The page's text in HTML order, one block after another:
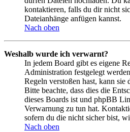
kontaktieren, falls du dir nicht
Dateianhänge anfügen kannst.
Nach oben
Weshalb wurde ich verwarnt?
In jedem Board gibt es eigene
Administration festgelegt
Regeln verstoßen hast, kann
Bitte beachte, dass dies die
dieses Boards ist und phpBB
Verwarnung zu tun hat.
sofern du die nicht sicher bist,
Nach oben